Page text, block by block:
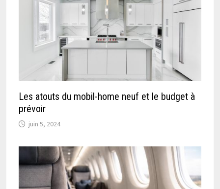
Les atouts du mobil-home neuf et le budget à
prévoir
juin 5, 2024